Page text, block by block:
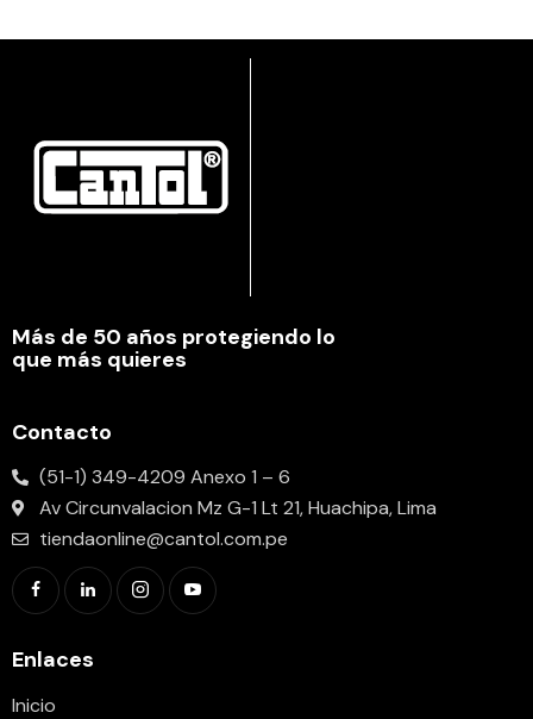
Más de 50 años protegiendo lo
que más quieres
Contacto
(51-1) 349-4209 Anexo 1 – 6
Av Circunvalacion Mz G-1 Lt 21, Huachipa, Lima
tiendaonline@cantol.com.pe
Enlaces
Inicio